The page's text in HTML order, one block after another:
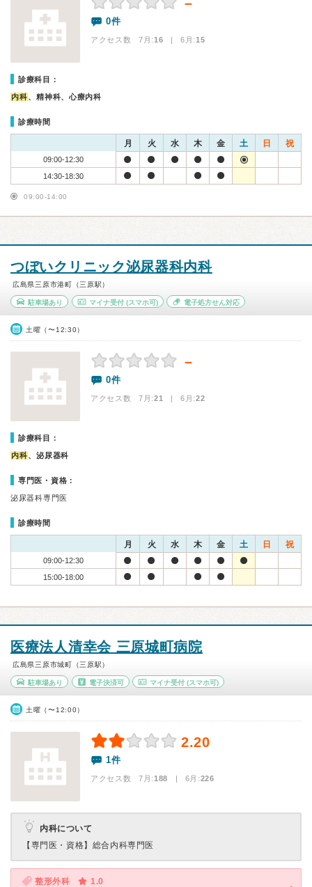
－
0件
アクセス数 7月:16 | 6月:15
診療科目：
内科、精神科、心療内科
診療時間
月 火 水 木 金 土 日 祝
09:00-12:30
14:30-18:30
09:00-14:00
つぼいクリニック泌尿器科内科
広島県三原市港町（三原駅）
駐車場あり マイナ受付(スマホ可) 電子処方せん対応
土曜（〜12:30）
－
0件
アクセス数 7月:21 | 6月:22
診療科目：
内科、泌尿器科
専門医・資格：
泌尿器科専門医
診療時間
月 火 水 木 金 土 日 祝
09:00-12:30
15:00-18:00
医療法人清幸会 三原城町病院
広島県三原市城町（三原駅）
駐車場あり 電子決済可 マイナ受付 (スマホ可)
土曜（〜12:00）
2.20
1件
アクセス数 7月:188 | 6月:226
内科について
【専門医・資格】 総合内科専門医
整形外科
1.0